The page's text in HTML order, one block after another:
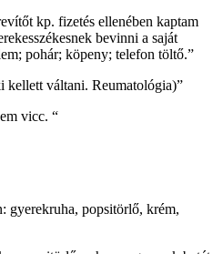
kp. fizetés ellenében kaptam
bevinni a saját
pohár; köpeny; telefon töltő.”
kellett váltani. Reumatológia)”
vicc. “
gyerekruha, popsitörlő, krém,